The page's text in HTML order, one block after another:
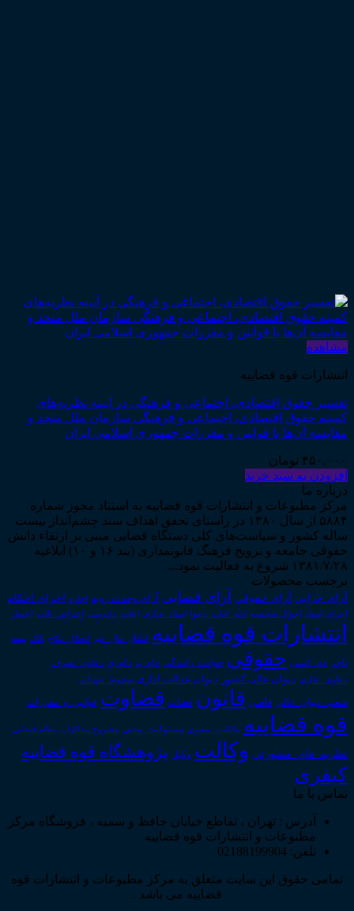
مشاهده
انتشارات قوه قضاییه
تفسیر حقوق اقتصادی، اجتماعی و فرهنگی در آیینه نظریه‌های
کمیته حقوق اقتصادی، اجتماعی و فرهنگی سازمان ملل متحد و
مقایسه آن‌ها با قوانین و مقررات جمهوری اسلامی ایران
۴۵۰,۰۰۰ تومان
افزودن به سبد خرید
درباره ما
مرکز مطبوعات و انتشارات قوه قضاییه به استناد مجوز شماره
۵۸۸۴ از سال ۱۳۸۰ در راستای تحقق اهداف سند چشم‌انداز بیست
ساله کشور و سیاست‌های کلی دستگاه قضایی مبنی بر ارتقاء دانش
حقوقی جامعه و ترویج فرهنگ قانونمداری (بند ۱۶ و ۱۰) ابلاغیه
۱۳۸۱/۷/۲۸ شروع به فعالیت نمود...
برچسب محصولات
آرای جزایی آرای حقوقی آرای قضایی آرای وحدت رویه اجاره اجرای احکام
اجرای اسناد احوال شخصیه ادله_اثبات_دعوا اسناد_تجاری اعاده_دادرسی اعتراض_ثالث اعسار
انتشارات قوه قضاییه انتقال_مال_غیر انحلال_نکاح بانک بیمه
تاجر حق_کسب حقوقی حوادث_رانندگی خلع_ید داوری دعاوی_تصرف
دعاوی_طاری دیوان عالی کشور دیوان عدالت اداری سقوط_تعهدات
شعب_دیوان_عالی قاضی قانون قضات قضاوت قوانین_و_مقررات
قوه قضاییه مالکیت_معنوی مسئولیت_مدنی مشروح مذاکرات نظام قضایی
نظریه_های_مشورتی وکالت وکیل پژوهشگاه قوه قضاییه
کیفری
تماس با ما
آدرس : تهران ، تقاطع خیابان حافظ و سمیه ، فروشگاه مرکز
مطبوعات و انتشارات قوه قضاییه
تلفن: 02188199904
تمامی حقوق این سایت متعلق به مرکز مطبوعات و انتشارات قوه
قضاییه می باشد .